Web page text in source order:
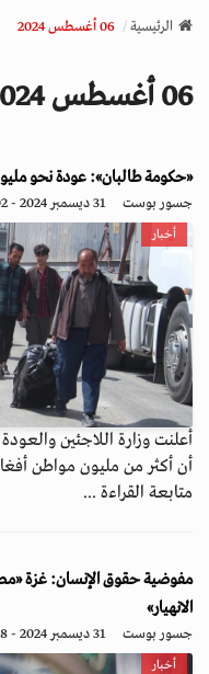
v
a
o
n
الرئيسية 06 أغسطس 2024
06 أغسطس 2024
«حكومة طالبان»: عودة نحو مليون
جسور بوست 31 ديسمبر 2024 - 22:02
أخبار
أعلنت وزارة اللاجئين
أن أكثر من مليون مواطن
متابعة القراءة ...
مفوضية حقوق الإنسان: غزة
الانهيار»
جسور بوست 31 ديسمبر 2024 - 21:18
أخبار